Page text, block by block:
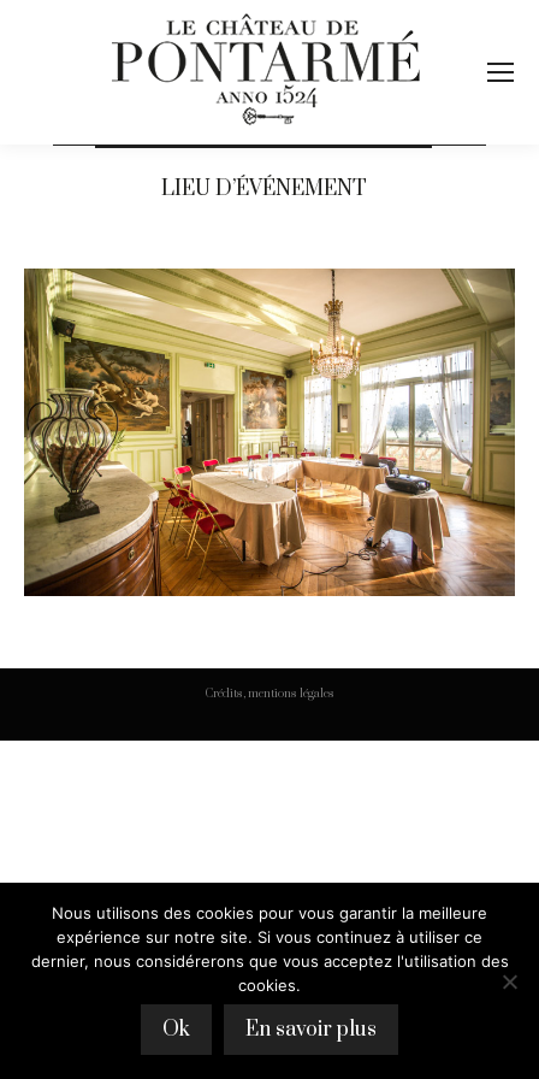
LIEU D’ÉVÉNEMENT
Crédits, mentions légales
Nous utilisons des cookies pour vous garantir la meilleure
expérience sur notre site. Si vous continuez à utiliser ce
dernier, nous considérerons que vous acceptez l'utilisation des
cookies.
Ok En savoir plus